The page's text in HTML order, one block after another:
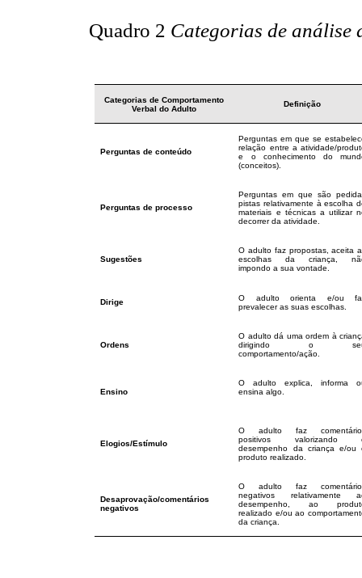
Quadro 2 Categorias de análise
Categorias de Comportamento
Verbal do Adulto
Definição
Perguntas de conteúdo
Perguntas em que se
relação entre a atividade/
e o conhecimento do
(conceitos).
Perguntas de processo
Perguntas em que são
pistas relativamente à escolha
materiais e técnicas a utilizar
decorrer da atividade.
Sugestões
O adulto faz propostas, aceita
escolhas da criança,
impondo a sua vontade.
Dirige
O adulto orienta e/ou
prevalecer as suas escolhas.
Ordens
O adulto dá uma ordem à
dirigindo o
comportamento/ação.
Ensino
O adulto explica, informa
ensina algo.
Elogios/Estímulo
O adulto faz
positivos valorizando
desempenho da criança e/ou
produto realizado.
Desaprovação/comentários
negativos
O adulto faz
negativos relativamente
desempenho, ao
realizado e/ou ao
da criança.